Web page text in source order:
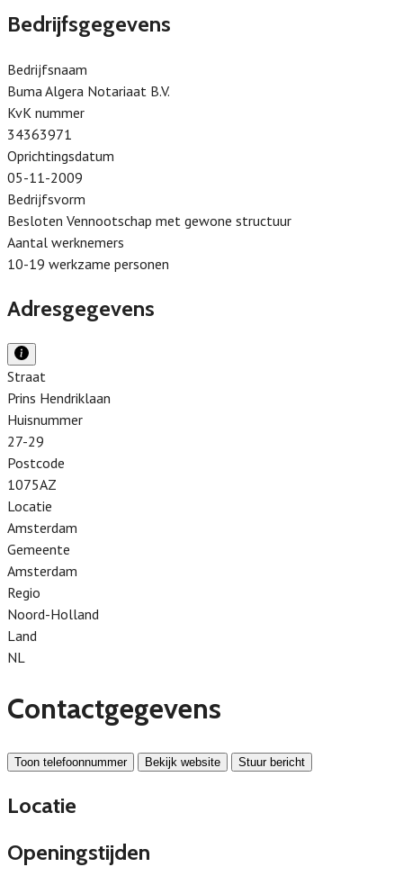
Bedrijfsgegevens
Bedrijfsnaam
Buma Algera Notariaat B.V.
KvK nummer
34363971
Oprichtingsdatum
05-11-2009
Bedrijfsvorm
Besloten Vennootschap met gewone structuur
Aantal werknemers
10-19 werkzame personen
Adresgegevens
Straat
Prins Hendriklaan
Huisnummer
27-29
Postcode
1075AZ
Locatie
Amsterdam
Gemeente
Amsterdam
Regio
Noord-Holland
Land
NL
Contactgegevens
Toon telefoonnummer Bekijk website Stuur bericht
Locatie
Openingstijden